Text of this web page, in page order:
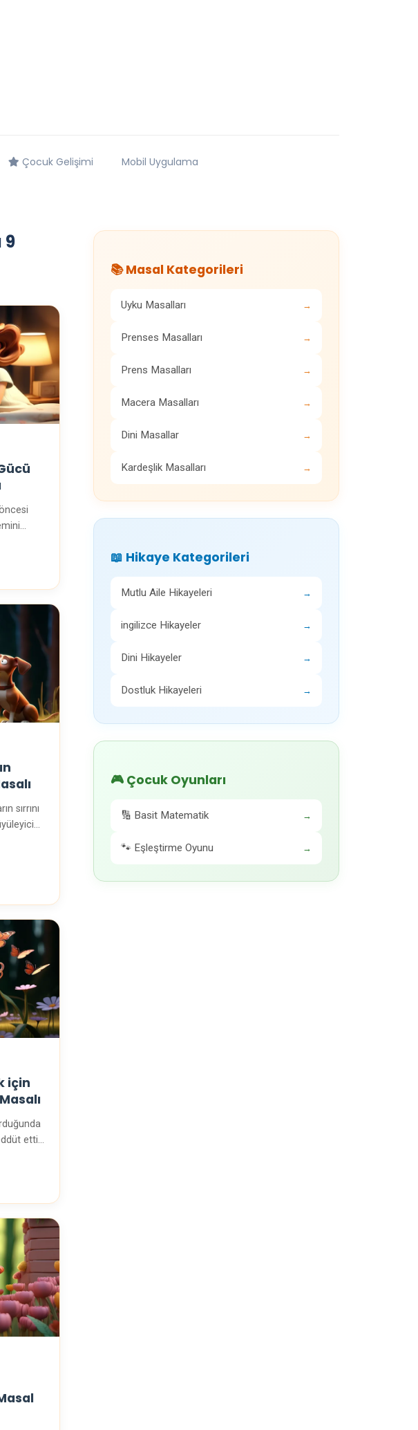
Çocuk Gelişimi Mobil Uygulama
9
sırrını
için
etti.
📚 Masal Kategorileri
Uyku Masalları →
Prenses Masalları →
Prens Masalları →
Macera Masalları →
Dini Masallar →
Kardeşlik Masalları →
📖 Hikaye Kategorileri
Mutlu Aile Hikayeleri →
ingilizce Hikayeler →
Dini Hikayeler →
Dostluk Hikayeleri →
🎮 Çocuk Oyunları
🔢 Basit Matematik →
🐾 Eşleştirme Oyunu →